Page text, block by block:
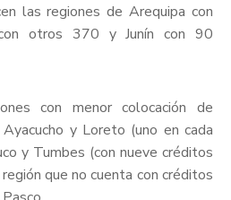
las regiones de Arequipa con
otros 370 y Junín con 90
con menor colocación de
y Loreto (uno en cada
y Tumbes (con nueve créditos
que no cuenta con créditos